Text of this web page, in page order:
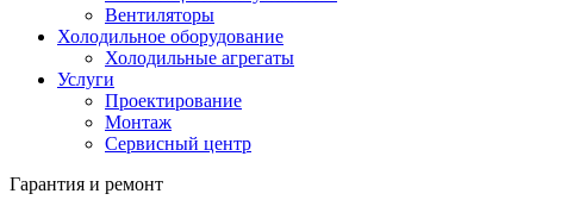
Вентиляторы
Холодильное оборудование
Холодильные агрегаты
Услуги
Проектирование
Монтаж
Сервисный центр
Гарантия и ремонт